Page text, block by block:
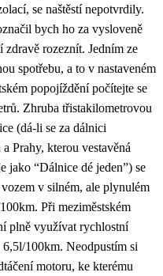
se naštěstí nepotvrdily.
bych ho za vysloveně
rozeznít. Jedním ze
spotřebu, a to v nastaveném
popojíždění počítejte se
Zhruba třistakilometrovou
(dá-li se za dálnici
Prahy, kterou vestavěná
jako “Dálnice dé jeden”) se
v silném, ale plynulém
Při meziměstském
plně využívat rychlostní
100km. Neodpustím si
motoru, ke kterému